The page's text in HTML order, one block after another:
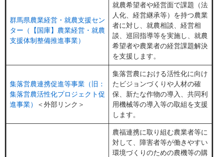
群馬県農業経営・就農支援セン
ター（【国庫】農業経営・就農
支援体制整備推進事業）
就農希望者や経営面で課題（法
人化、経営継承等）を持つ農業
者に対し、就農相談、経営相
談、巡回指導等を実施し、就農
希望者や農業者の経営課題解決
を支援します。
集落営農連携促進等事業（旧：
集落営農活性化プロジェクト促
進事業）
＜外部リンク＞
集落営農における活性化に向け
たビジョンづくりや人材の確
保、新たな作物の導入、共同利
用機械等の導入等の取組を支援
します。
農福連携に取り組む農業者等に
対して、障害者等が働きやすい
環境づくりのための農機等の購